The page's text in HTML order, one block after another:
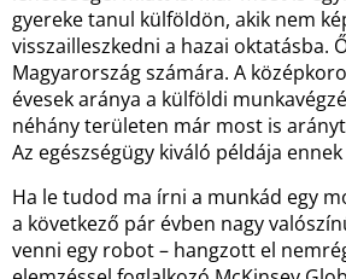
gyereke tanul külföldön, akik nem
visszailleszkedni a hazai oktatásba.
Magyarország számára. A
évesek aránya a külföldi
néhány területen már most is
Az egészségügy kiváló példája
Ha le tudod ma írni a munkád egy
a következő pár évben nagy
venni egy robot – hangzott el